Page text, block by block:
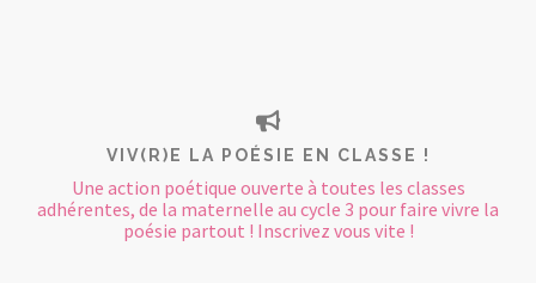
VIV(R)E LA POÉSIE EN CLASSE !
Une action poétique ouverte à toutes les classes
adhérentes, de la maternelle au cycle 3 pour faire vivre la
poésie partout ! Inscrivez vous vite !